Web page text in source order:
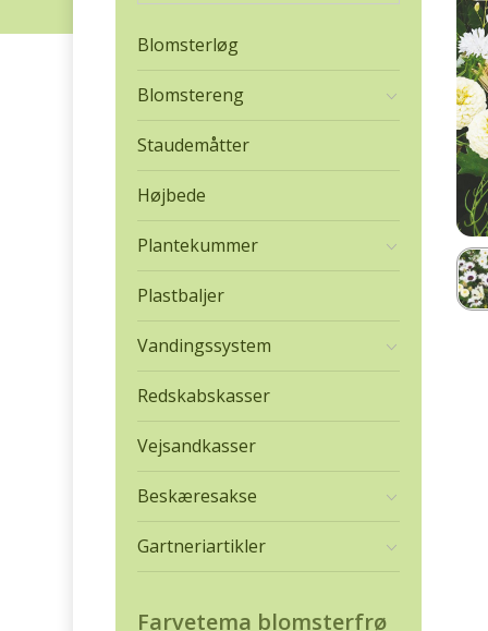
Blomsterløg
Blomstereng
Staudemåtter
Højbede
Plantekummer
Plastbaljer
Vandingssystem
Redskabskasser
Vejsandkasser
Beskæresakse
Gartneriartikler
Farvetema blomsterfrø